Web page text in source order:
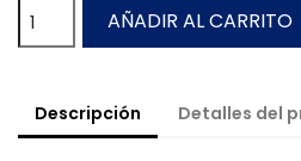
AÑADIR AL CARRITO
Descripción Detalles del